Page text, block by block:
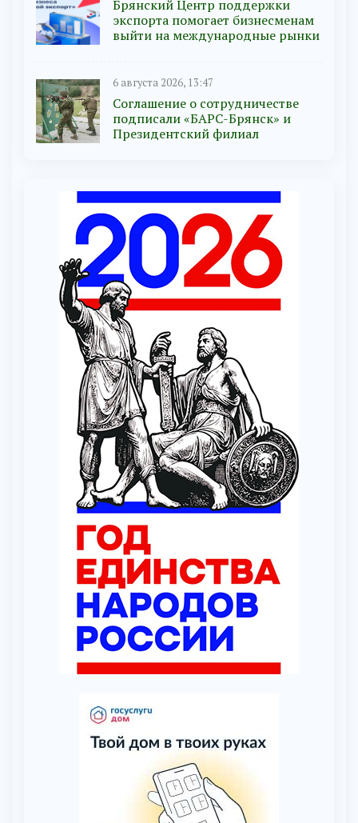
Брянский Центр поддержки
экспорта помогает бизнесменам
выйти на международные рынки
6 августа 2026, 13:47
Соглашение о сотрудничестве
подписали «БАРС-Брянск» и
Президентский филиал